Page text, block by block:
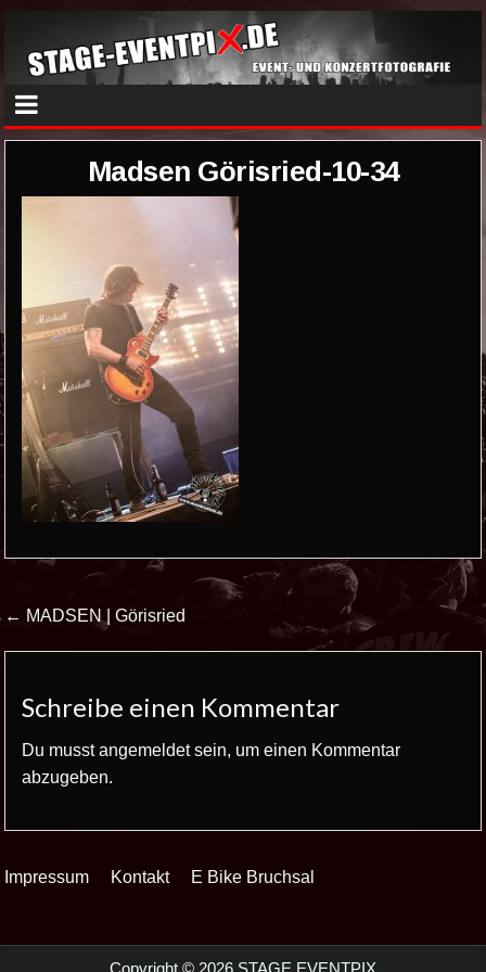
Madsen Görisried-10-34
Beitrags-
Navigation
← MADSEN | Görisried
Schreibe einen Kommentar
Du musstangemeldetsein, um einen Kommentar
abzugeben.
Impressum Kontakt E Bike Bruchsal
Copyright © 2026 STAGE EVENTPIX